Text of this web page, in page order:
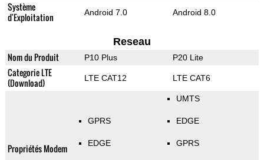
Système
d'Exploitation
Android 7.0 Android 8.0
Reseau
Nom du Produit P10 Plus P20 Lite
Categorie LTE
(Download)
LTE CAT12 LTE CAT6
Propriétés Modem
GPRS
EDGE
UMTS
EDGE
GPRS